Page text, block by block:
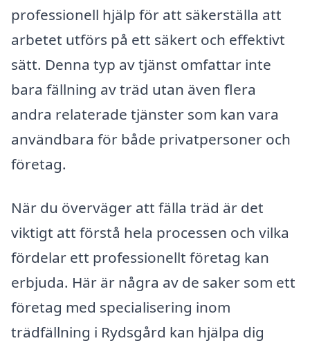
professionell hjälp för att säkerställa att
arbetet utförs på ett säkert och effektivt
sätt. Denna typ av tjänst omfattar inte
bara fällning av träd utan även flera
andra relaterade tjänster som kan vara
användbara för både privatpersoner och
företag.
När du överväger att fälla träd är det
viktigt att förstå hela processen och vilka
fördelar ett professionellt företag kan
erbjuda. Här är några av de saker som ett
företag med specialisering inom
trädfällning i Rydsgård kan hjälpa dig